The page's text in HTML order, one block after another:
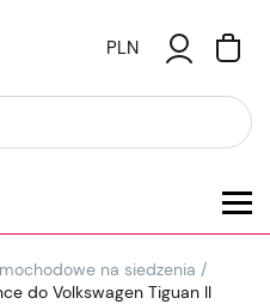
PLN
na siedzenia /
do Volkswagen Tiguan II